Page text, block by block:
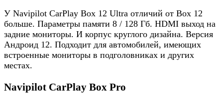
У Navipilot CarPlay Box 12 Ultra отличий от Box 12
больше. Параметры памяти 8 / 128 Гб. HDMI выход на
задние мониторы. И корпус круглого дизайна. Версия
Андроид 12. Подходит для автомобилей, имеющих
встроенные мониторы в подголовниках и других
местах.
Navipilot CarPlay Box Pro